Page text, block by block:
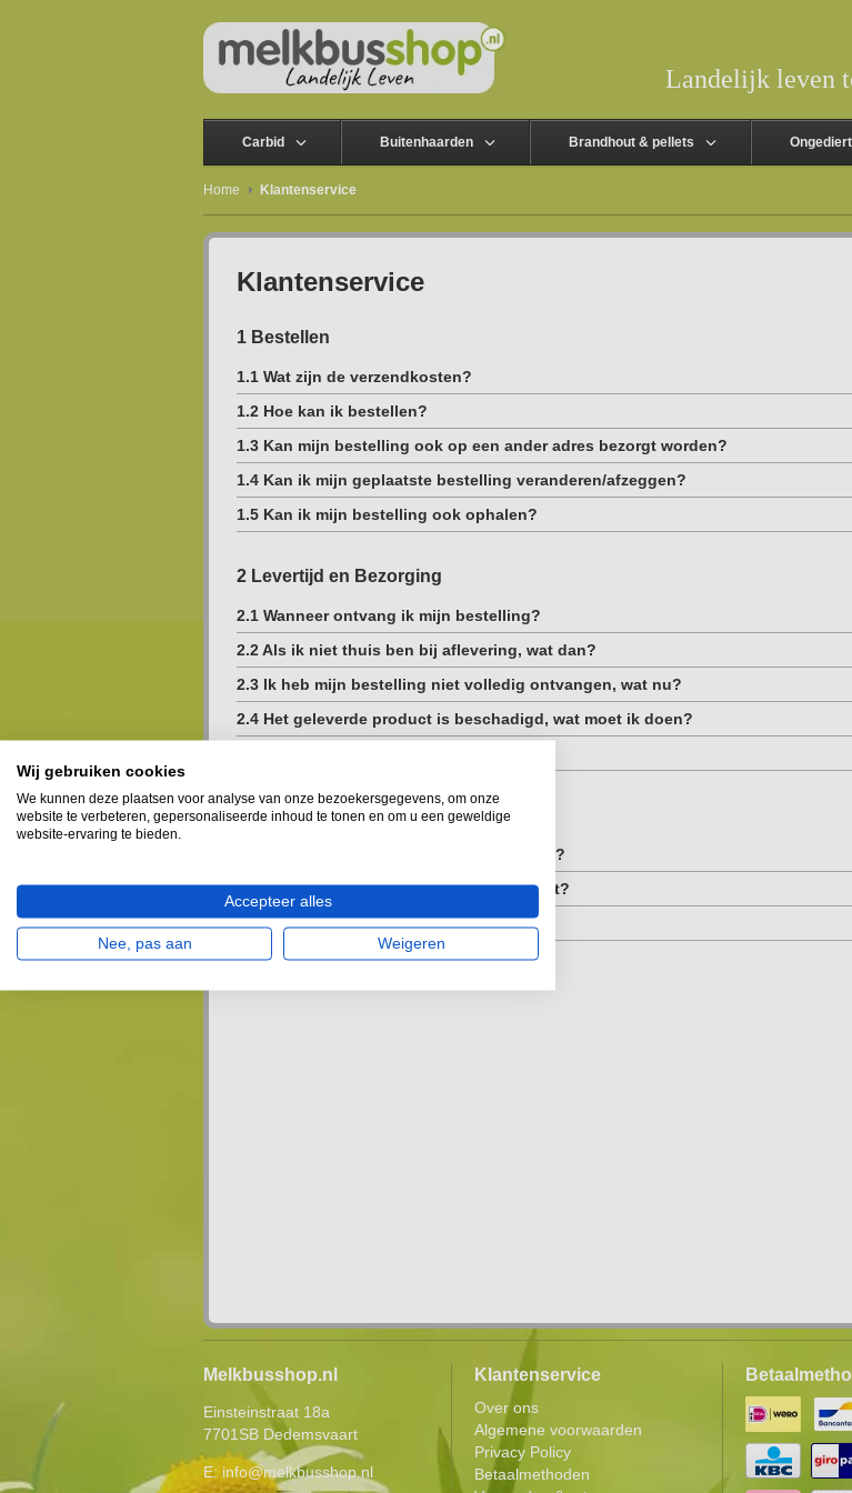
Landelijk leven
Carbid Buitenhaarden Brandhout & pellets
Home Klantenservice
Klantenservice
1 Bestellen
1.1 Wat zijn de verzendkosten?
1.2 Hoe kan ik bestellen?
1.3 Kan mijn bestelling ook op een ander adres bezorgt worden?
1.4 Kan ik mijn geplaatste bestelling veranderen/afzeggen?
1.5 Kan ik mijn bestelling ook ophalen?
2 Levertijd en Bezorging
2.1 Wanneer ontvang ik mijn bestelling?
2.2 Als ik niet thuis ben bij aflevering, wat dan?
2.3 Ik heb mijn bestelling niet volledig ontvangen, wat nu?
2.4 Het geleverde product is beschadigd, wat moet ik doen?
3 Betalen
3.1 Wat zijn de mogelijkheden van betalen?
3.2 Kan ik betalen met een acceptgirokaart?
3.3 Kan ik achteraf betalen?
Melkbusshop.nl
Einsteinstraat 18a
7701SB Dedemsvaart
E: info@melkbusshop.nl
Klantenservice
Over ons
Algemene voorwaarden
Privacy Policy
Betaalmethoden
Wij gebruiken cookies
We kunnen deze plaatsen voor analyse van onze bezoekersgegevens, om onze
website te verbeteren, gepersonaliseerde inhoud te tonen en om u een geweldige
website-ervaring te bieden.
Accepteer alles
Nee, pas aan Weigeren